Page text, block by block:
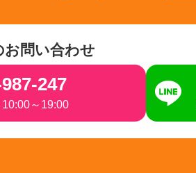
お問い合わせ
247
～19:00